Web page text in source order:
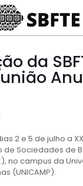
da
2 e 5 de julho a
de Sociedades de
no campus da
(UNICAMP).